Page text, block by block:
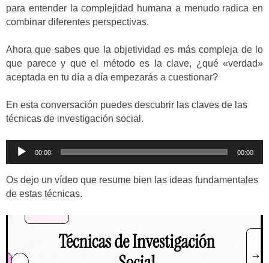
para entender la complejidad humana a menudo radica en
combinar diferentes perspectivas.
Ahora que sabes que la objetividad es más compleja de lo
que parece y que el método es la clave, ¿qué «verdad»
aceptada en tu día a día empezarás a cuestionar?
En esta conversación puedes descubrir las claves de las
técnicas de investigación social.
Reproductor
audio
00:00 00:00
Os dejo un vídeo que resume bien las ideas fundamentales
de estas técnicas.
Reproductor